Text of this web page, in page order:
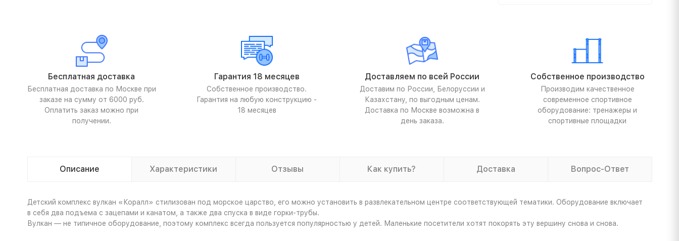
Бесплатная доставка
Бесплатная доставка по Москве при
заказе на сумму от 6000 руб.
Оплатить заказ можно при
получении.
Гарантия 18 месяцев
Собственное производство.
Гарантия на любую конструкцию -
18 месяцев
Доставляем по всей России
Доставим по России, Белоруссии и
Казахстану, по выгодным ценам.
Доставка по Москве возможна в
день заказа.
Собственное производство
Производим качественное
современное спортивное
оборудование: тренажеры и
спортивные площадки
Описание Характеристики Отзывы Как купить? Доставка Вопрос-Ответ
Детский комплекс вулкан «Коралл» стилизован под морское царство, его можно установить в развлекательном центре соответствующей тематики. Оборудование включает
в себя два подъема с зацепами и канатом, а также два спуска в виде горки-трубы.
Вулкан — не типичное оборудование, поэтому комплекс всегда пользуется популярностью у детей. Маленькие посетители хотят покорять эту вершину снова и снова.